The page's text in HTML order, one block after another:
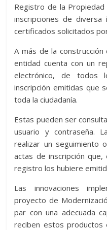
Registro de la
inscripciones de
certificados solicitados
A más de la
entidad cuenta con un
electrónico, de todos
inscripción emitidas que
toda la ciudadanía.
Estas pueden ser
usuario y contraseña.
realizar un seguimiento
actas de inscripción
registro los hubiere
Las innovaciones
proyecto de
par con una adecuada
reciben estos productos